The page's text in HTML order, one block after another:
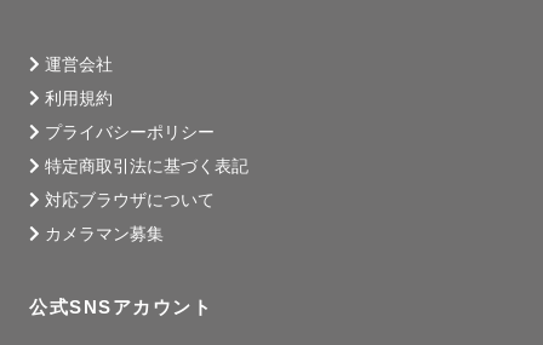
運営会社
利用規約
プライバシーポリシー
特定商取引法に基づく表記
対応ブラウザについて
カメラマン募集
公式SNSアカウント